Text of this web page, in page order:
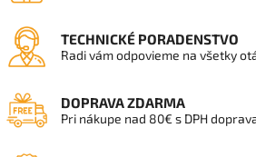
TECHNICKÉ PORADENSTVO
Radi vám odpovieme na všetky
DOPRAVA ZDARMA
Pri nákupe nad 80€ s DPH